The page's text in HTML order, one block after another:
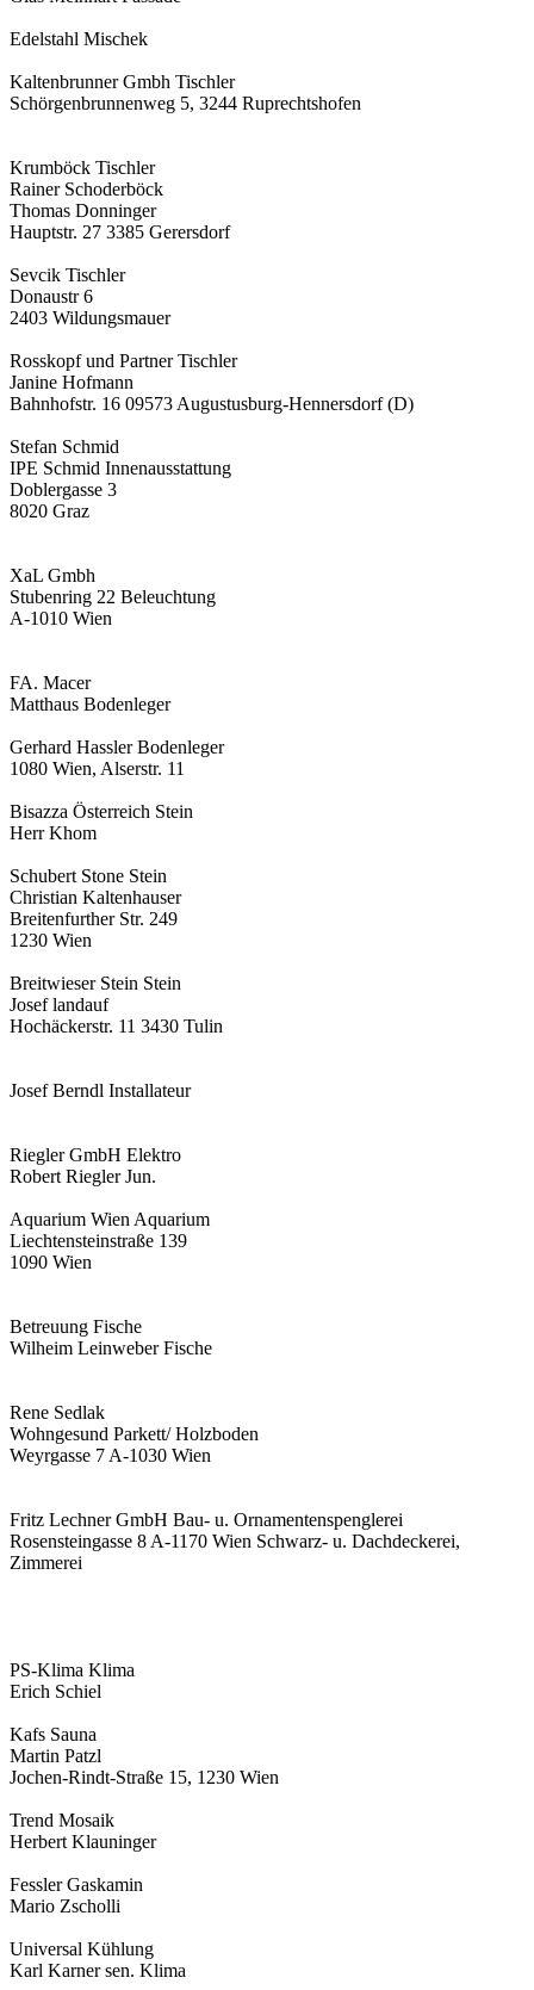
Edelstahl Mischek
Kaltenbrunner Gmbh Tischler
Schörgenbrunnenweg 5, 3244 Ruprechtshofen
Krumböck Tischler
Rainer Schoderböck
Thomas Donninger
Hauptstr. 27 3385 Gerersdorf
Sevcik Tischler
Donaustr 6
2403 Wildungsmauer
Rosskopf und Partner Tischler
Janine Hofmann
Bahnhofstr. 16 09573 Augustusburg-Hennersdorf (D)
Stefan Schmid
IPE Schmid Innenausstattung
Doblergasse 3
8020 Graz
XaL Gmbh
Stubenring 22 Beleuchtung
A-1010 Wien
FA. Macer
Matthaus Bodenleger
Gerhard Hassler Bodenleger
1080 Wien, Alserstr. 11
Bisazza Österreich Stein
Herr Khom
Schubert Stone Stein
Christian Kaltenhauser
Breitenfurther Str. 249
1230 Wien
Breitwieser Stein Stein
Josef landauf
Hochäckerstr. 11 3430 Tulin
Josef Berndl Installateur
Riegler GmbH Elektro
Robert Riegler Jun.
Aquarium Wien Aquarium
Liechtensteinstraße 139
1090 Wien
Betreuung Fische
Wilheim Leinweber Fische
Rene Sedlak
Wohngesund Parkett/ Holzboden
Weyrgasse 7 A-1030 Wien
Fritz Lechner GmbH Bau- u. Ornamentenspenglerei
Rosensteingasse 8 A-1170 Wien Schwarz- u. Dachdeckerei,
Zimmerei
PS-Klima Klima
Erich Schiel
Kafs Sauna
Martin Patzl
Jochen-Rindt-Straße 15, 1230 Wien
Trend Mosaik
Herbert Klauninger
Fessler Gaskamin
Mario Zscholli
Universal Kühlung
Karl Karner sen. Klima